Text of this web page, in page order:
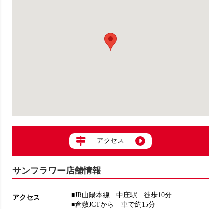
アクセス
サンフラワー店舗情報
アクセス
■JR山陽本線 中庄駅 徒歩10分
■倉敷JCTから 車で約15分